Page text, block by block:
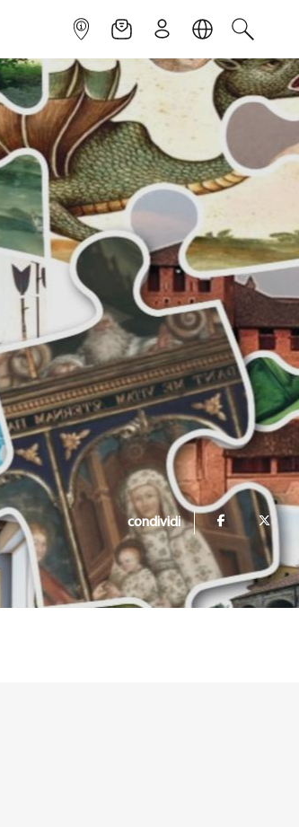
INFOPOINTNEWSLETTER
ISCRIVITILINGUACERCA
condividi